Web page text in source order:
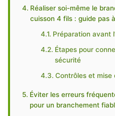
Réaliser soi-même le
cuisson 4 fils : guide pas
Préparation avant
Étapes pour
sécurité
Contrôles et mise
Éviter les erreurs
pour un branchement